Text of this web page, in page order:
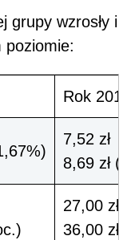
grupy wzrosły i
poziomie:
Rok 2012
7,52 zł
8,69 zł
27,00 zł
36,00 zł